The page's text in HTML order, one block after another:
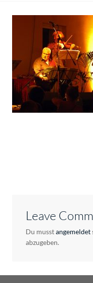
Leave
Du musstangemeldet
abzugeben.